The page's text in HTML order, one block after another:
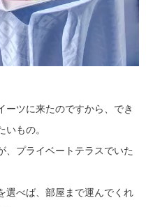
ーツに来たのですから、でき
いもの。
、プライベートテラスでいた
選べば、部屋まで運んでくれ